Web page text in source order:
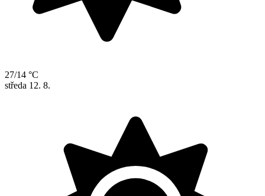
27/14 °C
středa 12. 8.